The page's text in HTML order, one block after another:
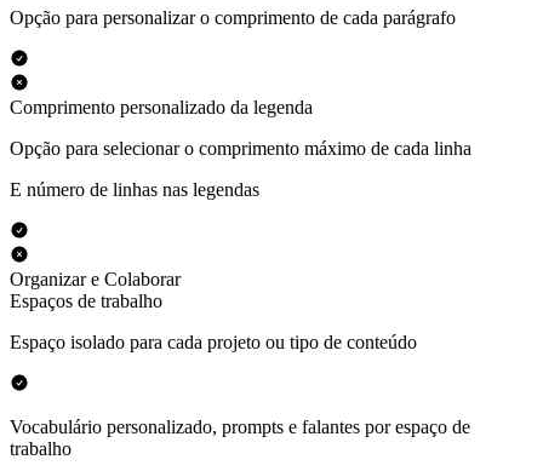
Opção para personalizar o comprimento de cada parágrafo
Comprimento personalizado da legenda
Opção para selecionar o comprimento máximo de cada linha
E número de linhas nas legendas
Organizar e Colaborar
Espaços de trabalho
Espaço isolado para cada projeto ou tipo de conteúdo
Vocabulário personalizado, prompts e falantes por espaço de
trabalho